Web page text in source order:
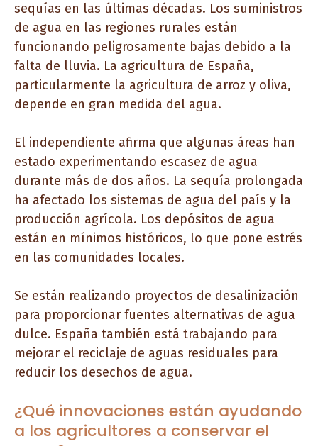
sequías en las últimas décadas. Los suministros
de agua en las regiones rurales están
funcionando peligrosamente bajas debido a la
falta de lluvia. La agricultura de España,
particularmente la agricultura de arroz y oliva,
depende en gran medida del agua.
El independiente afirma que algunas áreas han
estado experimentando escasez de agua
durante más de dos años. La sequía prolongada
ha afectado los sistemas de agua del país y la
producción agrícola. Los depósitos de agua
están en mínimos históricos, lo que pone estrés
en las comunidades locales.
Se están realizando proyectos de desalinización
para proporcionar fuentes alternativas de agua
dulce. España también está trabajando para
mejorar el reciclaje de aguas residuales para
reducir los desechos de agua.
¿Qué innovaciones están ayudando
a los agricultores a conservar el